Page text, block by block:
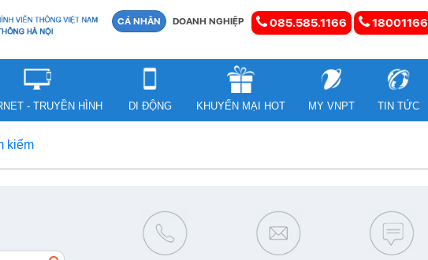
CÁ NHÂN DOANH NGHIỆP 085.585.1166 18001166
- TRUYỀN HÌNH DI ĐỘNG KHUYẾN MẠI HOT MY VNPT TIN TỨC
kiếm